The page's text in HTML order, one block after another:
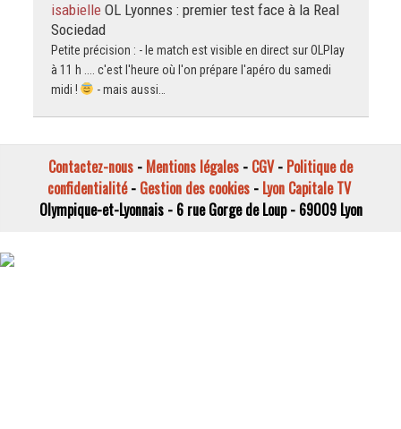
isabielle OL Lyonnes : premier test face à la Real
Sociedad
Petite précision : - le match est visible en direct sur OLPlay
à 11 h .... c'est l'heure où l'on prépare l'apéro du samedi
midi !
- mais aussi…
Contactez-nous - Mentions légales - CGV- Politique de
confidentialité- Gestion des cookies- Lyon Capitale TV
Olympique-et-Lyonnais - 6 rue Gorge de Loup - 69009 Lyon